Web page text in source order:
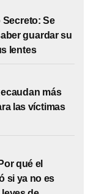
Secreto: Se
guardar su
lentes
más
las víctimas
qué el
si ya no es